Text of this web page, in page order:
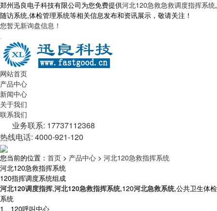
郑州迅良电子科技有限公司为您免费提供河北120急救急救调度指挥系统,
随访系统,体检管理系统等相关信息发布和资讯展示，敬请关注！
您暂无新询盘信息！
网站首页
产品中心
新闻中心
关于我们
联系我们
业务联系: 17737112368
热线电话: 4000-921-120
您当前的位置： 首页 > 产品中心 > 河北120急救指挥系统
河北120急救指挥系统
120指挥调度系统组成
河北120调度指挥,河北120急救指挥系统,120河北急救系统,公共卫生体检
系统
1、120呼叫中心